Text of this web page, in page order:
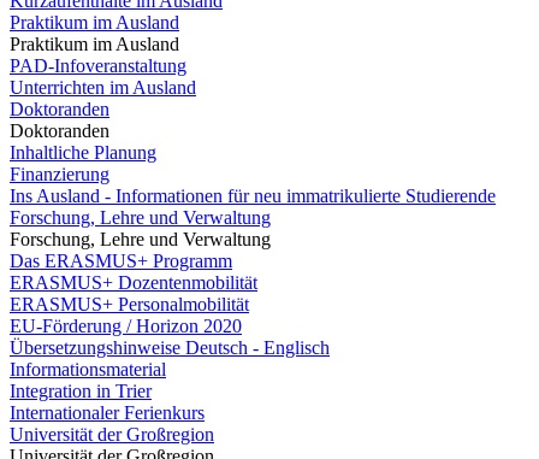
Praktikum im Ausland
Praktikum im Ausland
PAD-Infoveranstaltung
Unterrichten im Ausland
Doktoranden
Doktoranden
Inhaltliche Planung
Finanzierung
Ins Ausland - Informationen für neu immatrikulierte Studierende
Forschung, Lehre und Verwaltung
Forschung, Lehre und Verwaltung
Das ERASMUS+ Programm
ERASMUS+ Dozentenmobilität
ERASMUS+ Personalmobilität
EU-Förderung / Horizon 2020
Übersetzungshinweise Deutsch - Englisch
Informationsmaterial
Integration in Trier
Internationaler Ferienkurs
Universität der Großregion